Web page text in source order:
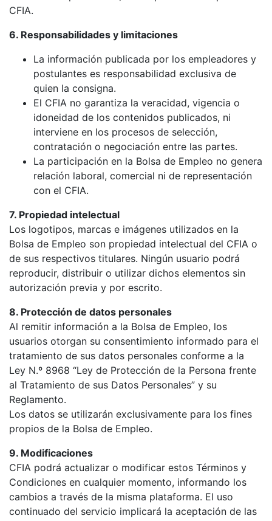
CFIA.
6. Responsabilidades y limitaciones
La información publicada por los empleadores y
postulantes es responsabilidad exclusiva de
quien la consigna.
El CFIA no garantiza la veracidad, vigencia o
idoneidad de los contenidos publicados, ni
interviene en los procesos de selección,
contratación o negociación entre las partes.
La participación en la Bolsa de Empleo no genera
relación laboral, comercial ni de representación
con el CFIA.
7. Propiedad intelectual
Los logotipos, marcas e imágenes utilizados en la
Bolsa de Empleo son propiedad intelectual del CFIA o
de sus respectivos titulares. Ningún usuario podrá
reproducir, distribuir o utilizar dichos elementos sin
autorización previa y por escrito.
8. Protección de datos personales
Al remitir información a la Bolsa de Empleo, los
usuarios otorgan su consentimiento informado para el
tratamiento de sus datos personales conforme a la
Ley N.º 8968 “Ley de Protección de la Persona frente
al Tratamiento de sus Datos Personales” y su
Reglamento.
Los datos se utilizarán exclusivamente para los fines
propios de la Bolsa de Empleo.
9. Modificaciones
CFIA podrá actualizar o modificar estos Términos y
Condiciones en cualquier momento, informando los
cambios a través de la misma plataforma. El uso
continuado del servicio implicará la aceptación de las